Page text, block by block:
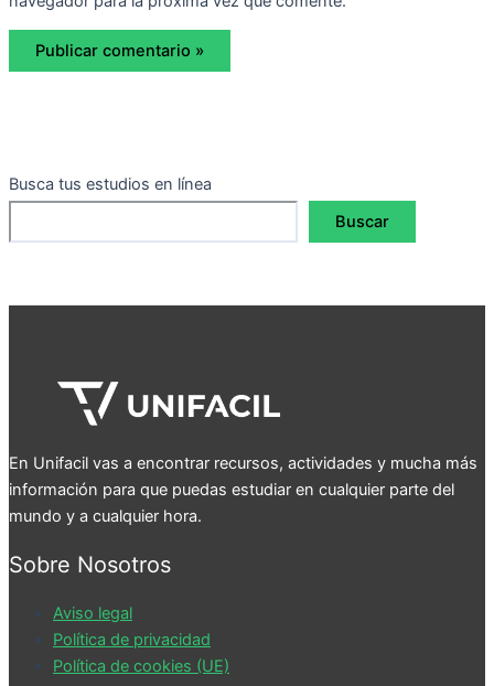
Busca tus estudios en línea
Buscar
En Unifacil vas a encontrar recursos, actividades y mucha más
información para que puedas estudiar en cualquier parte del
mundo y a cualquier hora.
Sobre Nosotros
Aviso legal
Política de privacidad
Política de cookies (UE)